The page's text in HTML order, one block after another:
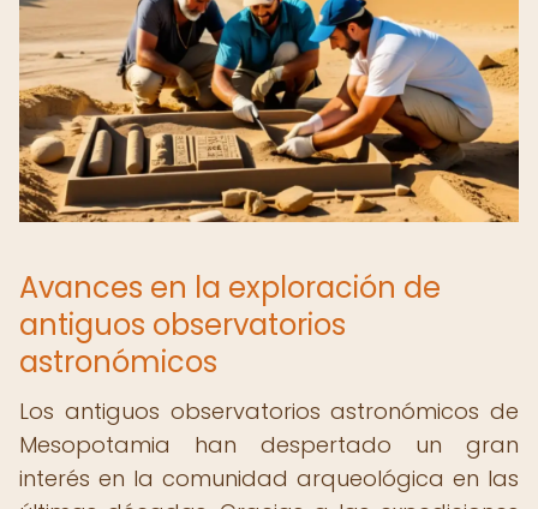
Avances en la exploración de
antiguos observatorios
astronómicos
Los antiguos observatorios astronómicos de
Mesopotamia han despertado un gran
interés en la comunidad arqueológica en las